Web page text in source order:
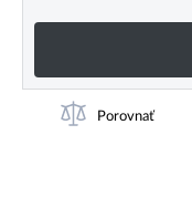
Porovnať